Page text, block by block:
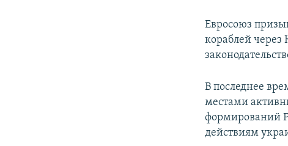
Евросоюз
кораблей через
В последнее
местами
формирований
действиям